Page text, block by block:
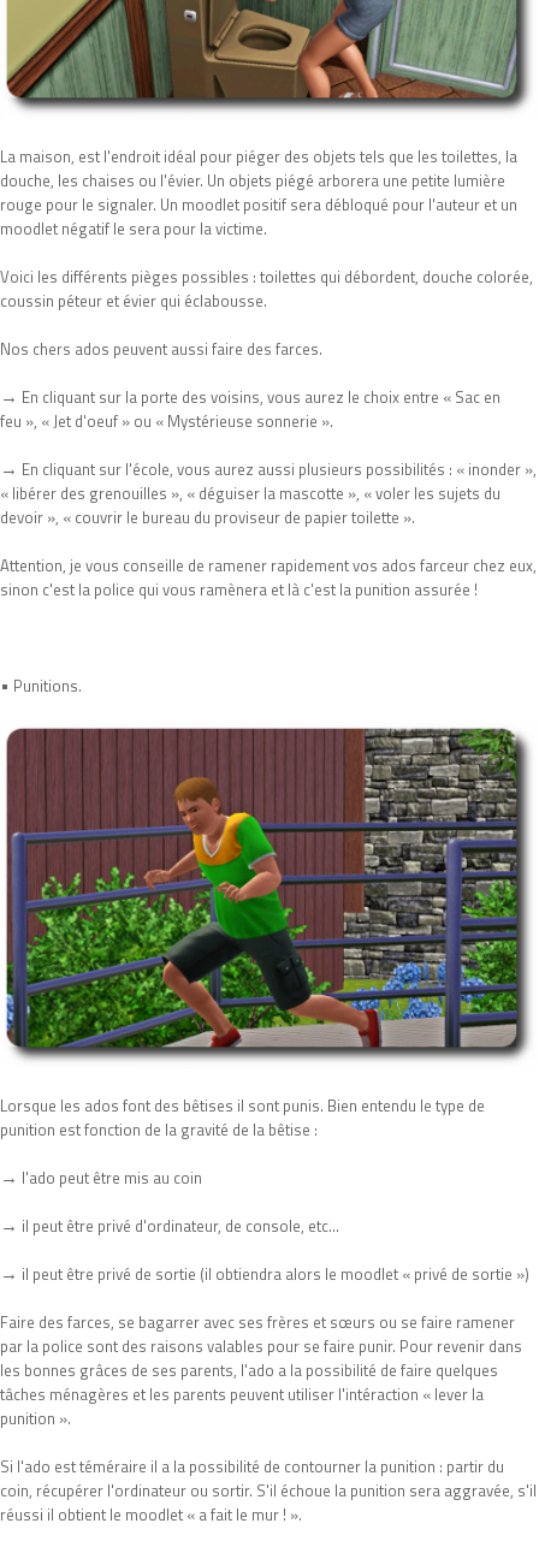
La maison, est l'endroit idéal pour piéger des objets tels que les toilettes, la
douche, les chaises ou l'évier. Un objets piégé arborera une petite lumière
rouge pour le signaler. Un moodlet positif sera débloqué pour l'auteur et un
moodlet négatif le sera pour la victime.
Voici les différents pièges possibles : toilettes qui débordent, douche colorée,
coussin péteur et évier qui éclabousse.
Nos chers ados peuvent aussi faire des farces.
→ En cliquant sur la porte des voisins, vous aurez le choix entre « Sac en
feu », « Jet d'oeuf » ou « Mystérieuse sonnerie ».
→ En cliquant sur l'école, vous aurez aussi plusieurs possibilités : « inonder »,
« libérer des grenouilles », « déguiser la mascotte », « voler les sujets du
devoir », « couvrir le bureau du proviseur de papier toilette ».
Attention, je vous conseille de ramener rapidement vos ados farceur chez eux,
sinon c'est la police qui vous ramènera et là c'est la punition assurée !
• Punitions.
Lorsque les ados font des bêtises il sont punis. Bien entendu le type de
punition est fonction de la gravité de la bêtise :
→ l'ado peut être mis au coin
→ il peut être privé d'ordinateur, de console, etc...
→ il peut être privé de sortie (il obtiendra alors le moodlet « privé de sortie »)
Faire des farces, se bagarrer avec ses frères et sœurs ou se faire ramener
par la police sont des raisons valables pour se faire punir. Pour revenir dans
les bonnes grâces de ses parents, l'ado a la possibilité de faire quelques
tâches ménagères et les parents peuvent utiliser l'intéraction « lever la
punition ».
Si l'ado est téméraire il a la possibilité de contourner la punition : partir du
coin, récupérer l'ordinateur ou sortir. S'il échoue la punition sera aggravée, s'il
réussi il obtient le moodlet « a fait le mur ! ».